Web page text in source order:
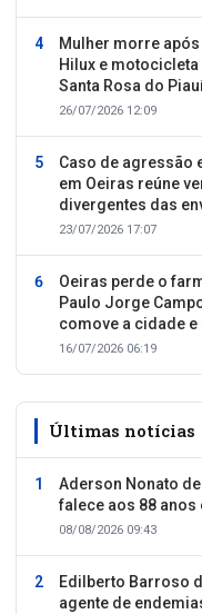
Mulher morre
Hilux e
Santa Rosa do
26/07/2026 12:09
Caso de agressão
em Oeiras reúne
divergentes das
23/07/2026 17:07
Oeiras perde o
Paulo Jorge
comove a cidade e
trajetória dedicada
16/07/2026 06:19
Últimas notícias
Aderson Nonato
falece aos 88 anos
08/08/2026 09:43
Edilberto Barroso
agente de